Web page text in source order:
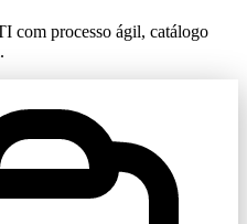
com processo ágil, catálogo